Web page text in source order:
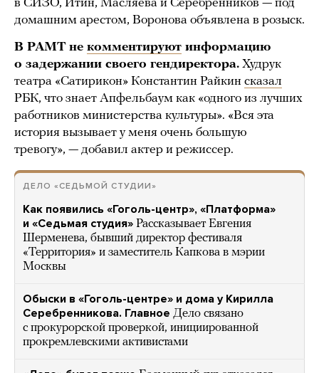
в СИЗО, Итин, Масляева и Серебренников — под
домашним арестом, Воронова объявлена в розыск.
В РАМТ не комментируют информацию
о задержании своего гендиректора. Худрук
театра «Сатирикон» Константин Райкин сказал
РБК, что знает Апфельбаум как «одного из лучших
работников министерства культуры». «Вся эта
история вызывает у меня очень большую
тревогу», — добавил актер и режиссер.
ДЕЛО «СЕДЬМОЙ СТУДИИ»
Как появились «Гоголь-центр», «Платформа»
и «Седьмая студия» Рассказывает Евгения
Шерменева, бывший директор фестиваля
«Территория» и заместитель Капкова в мэрии
Москвы
Обыски в «Гоголь-центре» и дома у Кирилла
Серебренникова. Главное Дело связано
с прокурорской проверкой, инициированной
прокремлевскими активистами